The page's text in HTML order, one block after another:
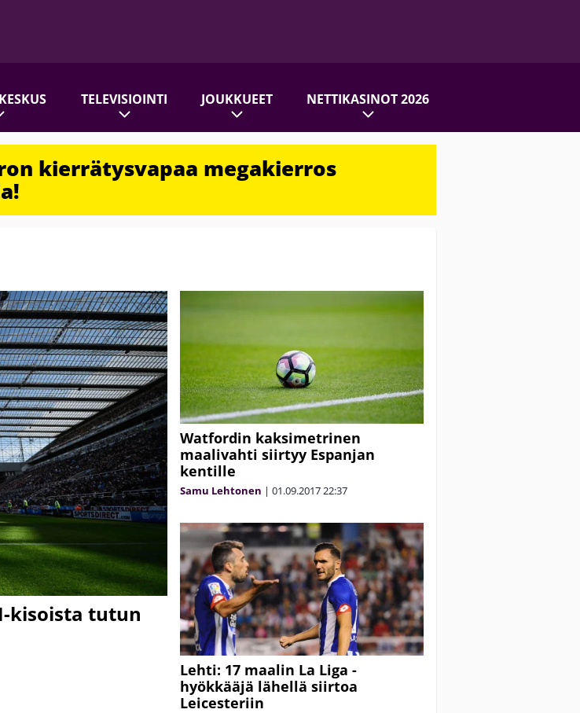
TELEVISIOINTI JOUKKUEET NETTIKASINOT 2026
kierrätysvapaa megakierros
kisoista tutun
Watfordin kaksimetrinen
maalivahti siirtyy Espanjan
kentille
Samu Lehtonen | 01.09.201722:37
Lehti: 17 maalin La Liga -
hyökkääjä lähellä siirtoa
Leicesteriin